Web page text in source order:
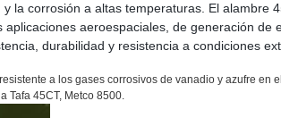
la corrosión a altas temperaturas. El alambre
aeroespaciales, de generación de
durabilidad y resistencia a condiciones
a los gases corrosivos de vanadio y azufre en
Tafa 45CT, Metco 8500.